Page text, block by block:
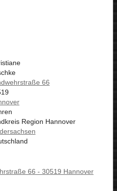
66
Region Hannover
66 - 30519 Hannover